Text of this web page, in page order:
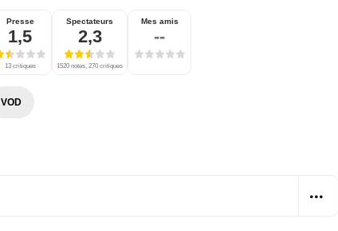
Presse
1,5
13 critiques
Spectateurs
2,3
1520 notes, 270 critiques
Mes amis
--
VOD